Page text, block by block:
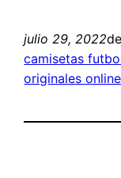
julio 29, 2022
camisetas
originales online